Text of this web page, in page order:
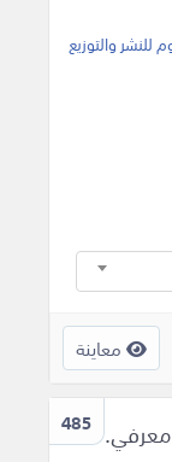
للنشر والتوزيع
معاينة
485